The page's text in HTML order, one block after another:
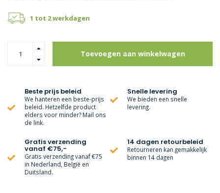
1 tot 2 werkdagen
Toevoegen aan winkelwagen
Beste prijs beleid
We hanteren een beste-prijs
beleid. Hetzelfde product
elders voor minder? Mail ons
de link.
Snelle levering
We bieden een snelle
levering.
Gratis verzending
vanaf €75,-
Gratis verzending vanaf €75
in Nederland, België en
Duitsland.
14 dagen retourbeleid
Retourneren kan gemakkelijk
binnen 14 dagen